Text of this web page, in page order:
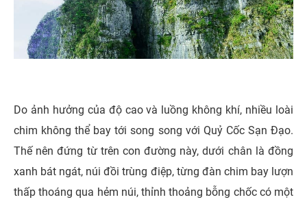
Do ảnh hưởng của độ cao và luồng không khí, nhiều loài
chim không thể bay tới song song với Quỷ Cốc Sạn Đạo.
Thế nên đứng từ trên con đường này, dưới chân là đồng
xanh bát ngát, núi đồi trùng điệp, từng đàn chim bay lượn
thấp thoáng qua hẻm núi, thỉnh thoảng bỗng chốc có một